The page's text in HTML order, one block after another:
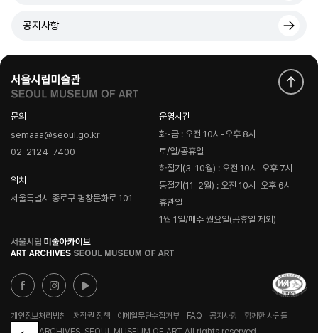
공지사항
문의
semaaa@seoul.go.kr
02-2124-7400
위치
서울특별시 종로구 평창문화로 101
운영시간
화-금 : 오전 10시-오후 8시
토/일/공휴일
하절기(3-10월) : 오전 10시-오후 7시
동절기(11-2월) : 오전 10시-오후 6시
휴관일
1월 1일/매주 월요일(공휴일 제외)
로
고
개인정보처리방침 저작권 정책 이메일무단수집거부 FAQ 공지사항
함께한 사람들